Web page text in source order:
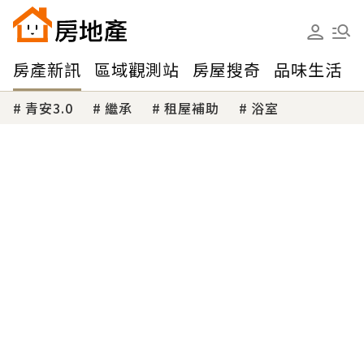
房產新訊 區域觀測站 房屋搜奇 品味生活
青安3.0 繼承 租屋補助 浴室